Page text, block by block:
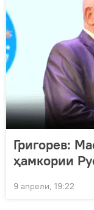
Григорев:
ҳамкории
9 апрели, 19:22